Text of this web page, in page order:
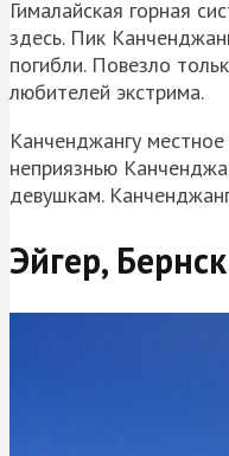
Гималайская горная
здесь. Пик
погибли. Повезло
любителей экстрима.
Канченджангу
неприязнью
девушкам.
Эйгер,